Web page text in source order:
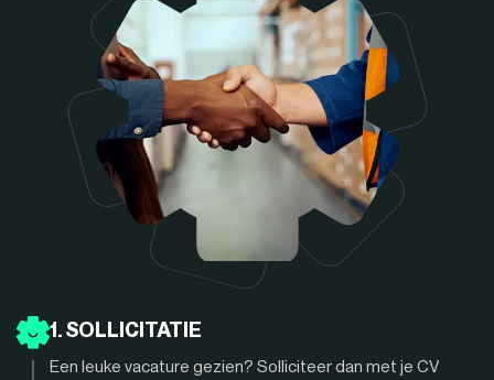
1. SOLLICITATIE
Een leuke vacature gezien? Solliciteer dan met je CV